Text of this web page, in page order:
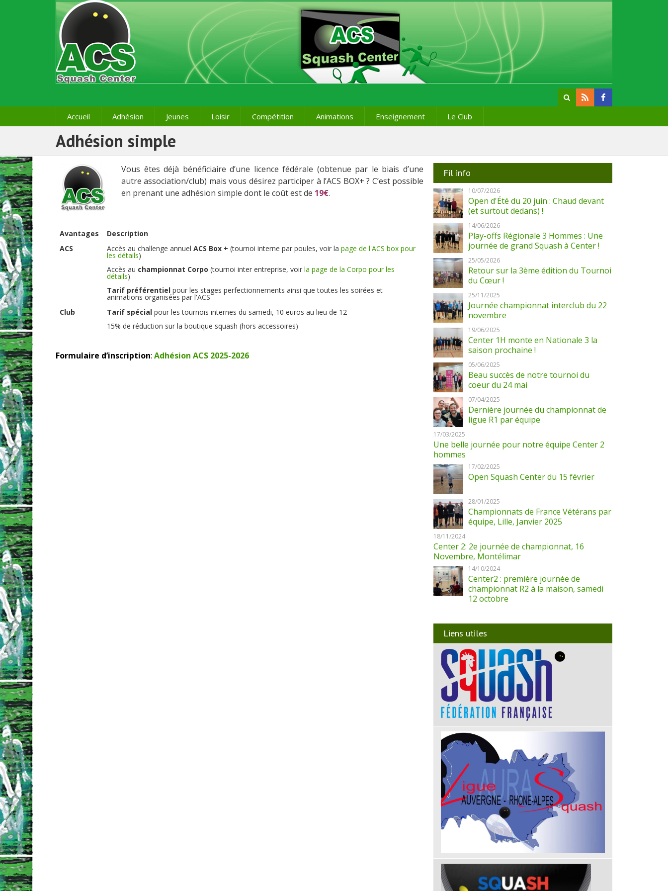
Accueil Adhésion Jeunes Loisir Compétition Animations Enseignement Le Club
Adhésion simple
Vous êtes déjà bénéficiaire d’une licence fédérale (obtenue par le biais d’une
autre association/club) mais vous désirez participer à l’ACS BOX+ ? C’est possible
en prenant une adhésion simple dont le coût est de 19€.
Avantages
Description
ACS
Accès au challenge annuel ACS Box + (tournoi interne par poules, voir la page de l'ACS box pour
les détails)
Accès au championnat Corpo (tournoi inter entreprise, voir la page de la Corpo pour les
détails)
Tarif préférentiel pour les stages perfectionnements ainsi que toutes les soirées et
animations organisées par l'ACS
Club
Tarif spécial pour les tournois internes du samedi, 10 euros au lieu de 12
15% de réduction sur la boutique squash (hors accessoires)
Formulaire d’inscription: Adhésion ACS 2025-2026
Fil info
10/07/2026
Open d'Été du 20 juin : Chaud devant
(et surtout dedans) !
14/06/2026
Play-offs Régionale 3 Hommes : Une
journée de grand Squash à Center !
25/05/2026
Retour sur la 3ème édition du Tournoi
du Cœur !
25/11/2025
Journée championnat interclub du 22
novembre
19/06/2025
Center 1H monte en Nationale 3 la
saison prochaine !
05/06/2025
Beau succès de notre tournoi du
coeur du 24 mai
07/04/2025
Dernière journée du championnat de
ligue R1 par équipe
17/03/2025
Une belle journée pour notre équipe Center 2
hommes
17/02/2025
Open Squash Center du 15 février
28/01/2025
Championnats de France Vétérans par
équipe, Lille, Janvier 2025
18/11/2024
Center 2: 2e journée de championnat, 16
Novembre, Montélimar
14/10/2024
Center2 : première journée de
championnat R2 à la maison, samedi
12 octobre
Liens utiles